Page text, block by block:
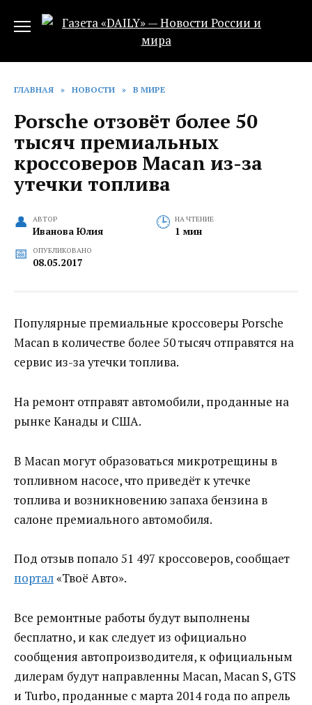
ГЛАВНАЯ » НОВОСТИ » В МИРЕ
Porsche отзовёт более 50
тысяч премиальных
кроссоверов Macan из-за
утечки топлива
АВТОР
Иванова Юлия
НА ЧТЕНИЕ
1 мин
ОПУБЛИКОВАНО
08.05.2017
Популярные премиальные кроссоверы Porsche
Macan в количестве более 50 тысяч отправятся на
сервис из-за утечки топлива.
На ремонт отправят автомобили, проданные на
рынке Канады и США.
В Macan могут образоваться микротрещины в
топливном насосе, что приведёт к утечке
топлива и возникновению запаха бензина в
салоне премиального автомобиля.
Под отзыв попало 51 497 кроссоверов, сообщает
портал«Твоё Авто».
Все ремонтные работы будут выполнены
бесплатно, и как следует из официально
сообщения автопроизводителя, к официальным
дилерам будут направленны Macan, Macan S, GTS
и Turbo, проданные с марта 2014 года по апрель